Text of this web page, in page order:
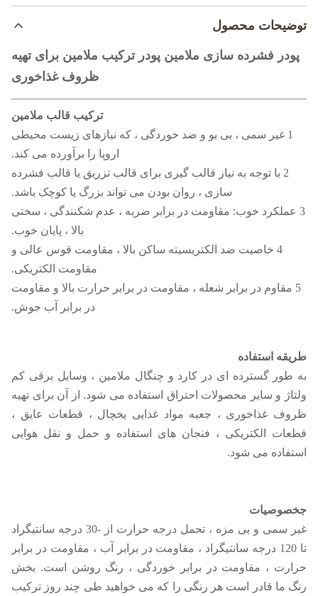
توضیحات محصول
پودر فشرده سازی ملامین پودر ترکیب ملامین برای تهیه
ظروف غذاخوری
ترکیب قالب ملامین
1 غیر سمی ، بی بو و ضد خوردگی ، که نیازهای زیست محیطی
اروپا را برآورده می کند.
2 با توجه به نیاز قالب گیری برای قالب تزریق یا قالب فشرده
سازی ، روان بودن می تواند بزرگ یا کوچک باشد.
3 عملکرد خوب: مقاومت در برابر ضربه ، عدم شکنندگی ، سختی
بالا ، پایان خوب.
4 خاصیت ضد الکتریسیته ساکن بالا ، مقاومت قوس عالی و
مقاومت الکتریکی.
5 مقاوم در برابر شعله ، مقاومت در برابر حرارت بالا و مقاومت
در برابر آب جوش.
طریقه استفاده
به طور گسترده ای در کارد و چنگال ملامین ، وسایل برقی کم
ولتاژ و سایر محصولات احتراق استفاده می شود. از آن برای تهیه
ظروف غذاخوری ، جعبه مواد غذایی یخچال ، قطعات عایق ،
قطعات الکتریکی ، فنجان های استفاده و حمل و نقل هوایی
استفاده می شود.
جخصوصیات
غیر سمی و بی مزه ، تحمل درجه حرارت از -30 درجه سانتیگراد
تا 120 درجه سانتیگراد ، مقاومت در برابر آب ، مقاومت در برابر
حرارت ، مقاومت در برابر خوردگی ، رنگ روشن است. بخش
رنگ ما قادر است هر رنگی را که می خواهید طی چند روز ترکیب